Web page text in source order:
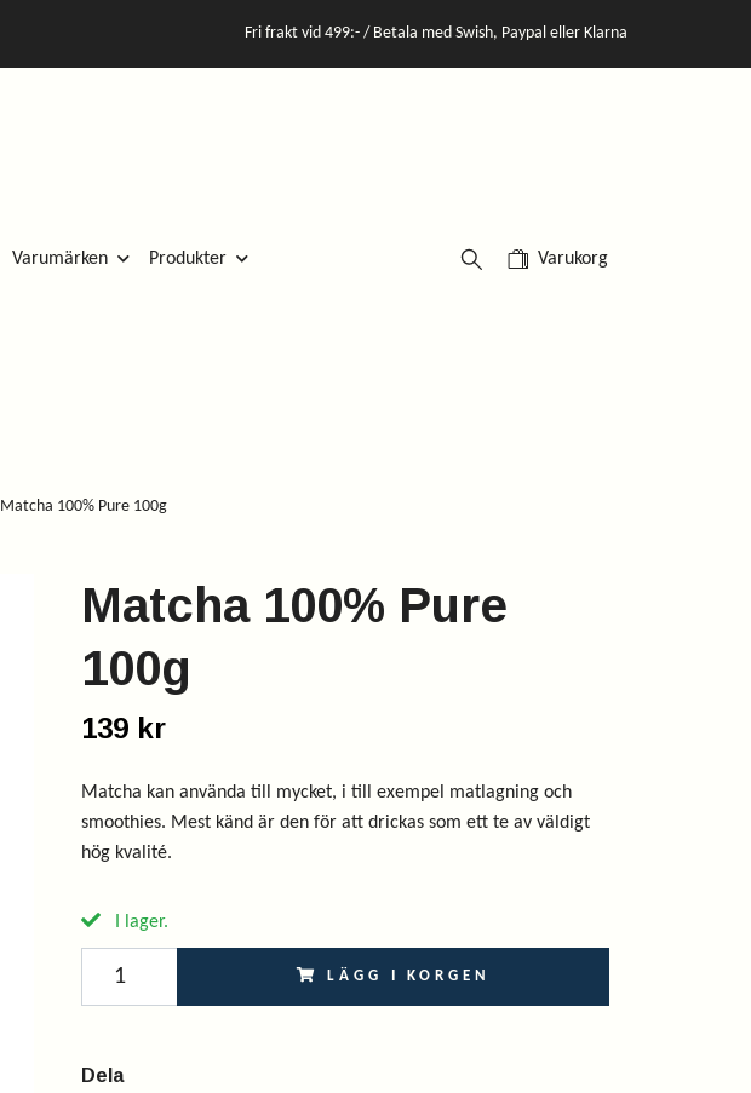
Fri frakt vid 499:- / Betala med Swish, Paypal eller Klarna
Varumärken Produkter Varukorg
Matcha 100% Pure 100g
Matcha 100% Pure
100g
139 kr
Matcha kan använda till mycket, i till exempel matlagning och
smoothies. Mest känd är den för att drickas som ett te av väldigt
hög kvalité.
I lager.
LÄGG I KORGEN
Dela